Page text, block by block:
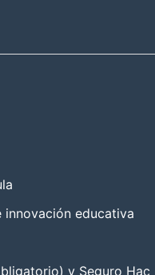
innovación educativa
y Seguro Hac